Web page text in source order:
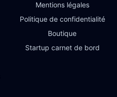
Mentions légales
Politique de confidentialité
Boutique
Startup carnet de bord